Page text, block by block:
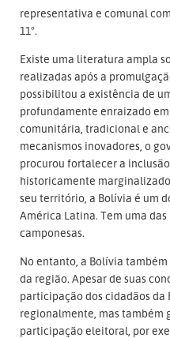
representativa e comunal
11°.
Existe uma literatura ampla
realizadas após a
possibilitou a existência de
profundamente enraizado
comunitária, tradicional e
mecanismos inovadores, o
procurou fortalecer a
historicamente
seu território, a Bolívia é um
América Latina. Tem uma
camponesas.
No entanto, a Bolívia
da região. Apesar de suas
participação dos cidadãos da
regionalmente, mas também
participação eleitoral, por